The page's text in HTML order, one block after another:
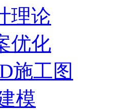
理论
优化
施工图
模